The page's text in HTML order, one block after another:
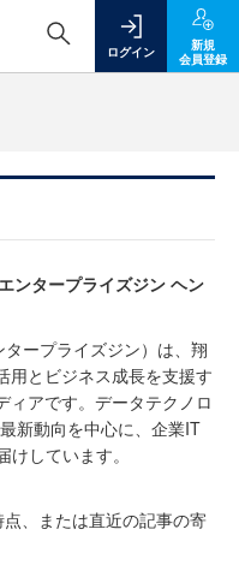
ログイン
新規
会員登録
ンタープライズジン ヘン
タープライズジン）は、翔
用とビジネス成長を支援す
ィアです。データテクノロ
新動向を中心に、企業IT
しています。
、または直近の記事の寄